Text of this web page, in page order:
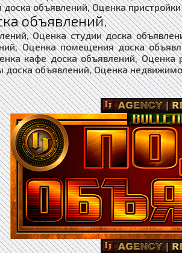
объявлений, Оценка
объявлений.
Оценка студии доска
Оценка помещения доска
кафе доска объявлений,
доска объявлений, Оценка